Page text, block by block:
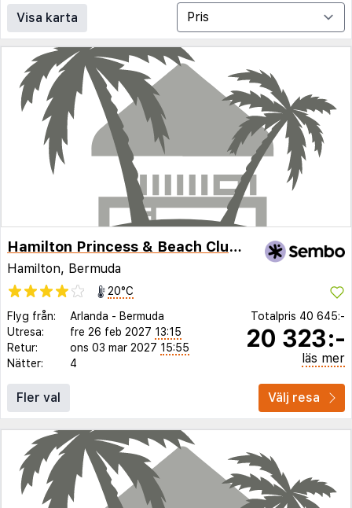
Visa karta
Hamilton Princess & Beach Club - A Fairmont Hotel
Hamilton, Bermuda
20°C
Flyg från:
Arlanda - Bermuda
Utresa:
fre 26 feb 2027 13:15
Retur:
ons 03 mar 2027 15:55
Nätter:
4
Totalpris 40 645:-
20 323:-
läs mer
Fler val Välj resa